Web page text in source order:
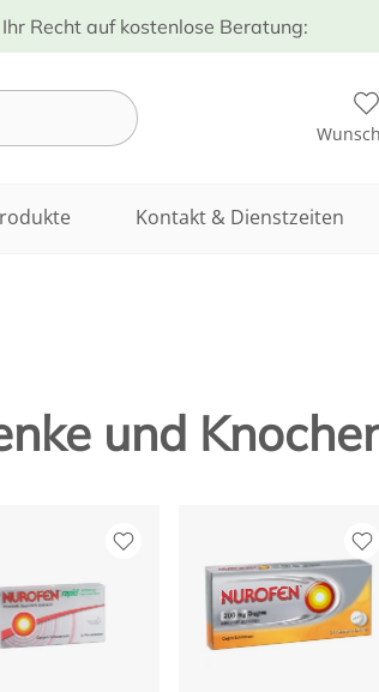
Recht auf kostenlose Beratung:
Kontakt & Dienstzeiten
und